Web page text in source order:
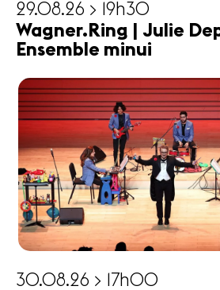
29.08.26 > 19h30
Wagner.Ring | Julie
Ensemble minui
30.08.26 > 17h00